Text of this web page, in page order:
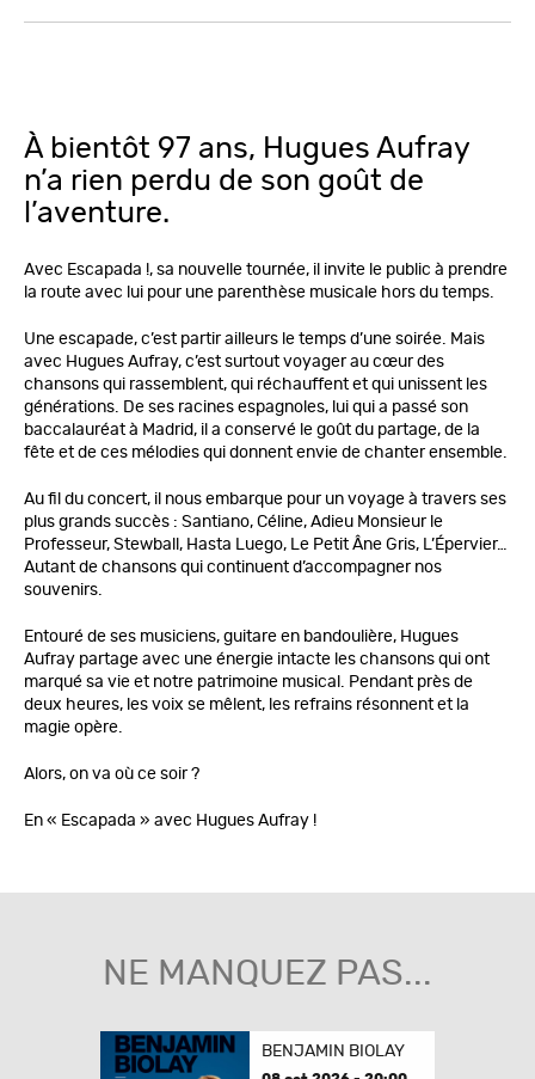
À bientôt 97 ans, Hugues Aufray
n’a rien perdu de son goût de
l’aventure.
Avec Escapada !, sa nouvelle tournée, il invite le public à prendre
la route avec lui pour une parenthèse musicale hors du temps.
Une escapade, c’est partir ailleurs le temps d’une soirée. Mais
avec Hugues Aufray, c’est surtout voyager au cœur des
chansons qui rassemblent, qui réchauffent et qui unissent les
générations. De ses racines espagnoles, lui qui a passé son
baccalauréat à Madrid, il a conservé le goût du partage, de la
fête et de ces mélodies qui donnent envie de chanter ensemble.
Au fil du concert, il nous embarque pour un voyage à travers ses
plus grands succès : Santiano, Céline, Adieu Monsieur le
Professeur, Stewball, Hasta Luego, Le Petit Âne Gris, L’Épervier…
Autant de chansons qui continuent d’accompagner nos
souvenirs.
Entouré de ses musiciens, guitare en bandoulière, Hugues
Aufray partage avec une énergie intacte les chansons qui ont
marqué sa vie et notre patrimoine musical. Pendant près de
deux heures, les voix se mêlent, les refrains résonnent et la
magie opère.
Alors, on va où ce soir ?
En « Escapada » avec Hugues Aufray !
NE MANQUEZ PAS...
BENJAMIN BIOLAY